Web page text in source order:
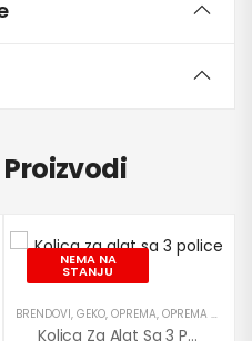
PRETAKANJE DIZEL GORIVA,PRETAKANJE ULJA
NEMA NA
STANJU
BRENDOVI, GEKO, OPREMA, OPREMA ZA SERVISE
Kolica Za Alat Sa 3 Police GEKO